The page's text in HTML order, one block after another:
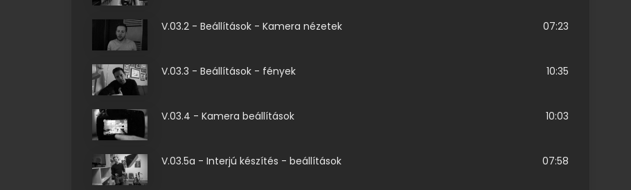
V.03.2 - Beállítások - Kamera nézetek 07:23
V.03.3 - Beállítások - fények 10:35
V.03.4 - Kamera beállítások 10:03
V.03.5a - Interjú készítés - beállítások 07:58